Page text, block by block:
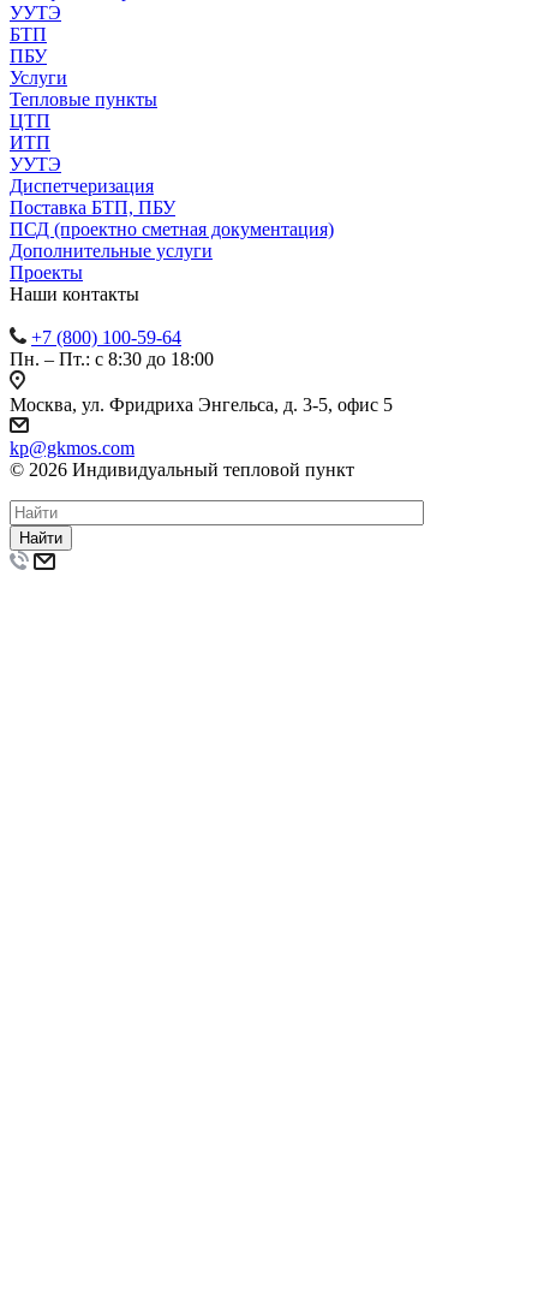
УУТЭ
БТП
ПБУ
Услуги
Тепловые пункты
ЦТП
ИТП
УУТЭ
Диспетчеризация
Поставка БТП, ПБУ
ПСД (проектно сметная документация)
Дополнительные услуги
Проекты
Наши контакты
+7 (800) 100-59-64
Пн. – Пт.: с 8:30 до 18:00
Москва, ул. Фридриха Энгельса, д. 3-5, офис 5
kp@gkmos.com
© 2026 Индивидуальный тепловой пункт
Найти